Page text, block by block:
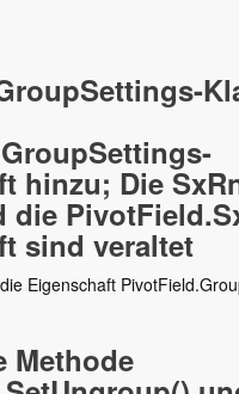
hinzu; Die
die
sind veraltet
Eigenschaft
Methode